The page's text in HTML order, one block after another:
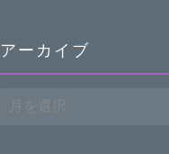
アーカイブ
ー